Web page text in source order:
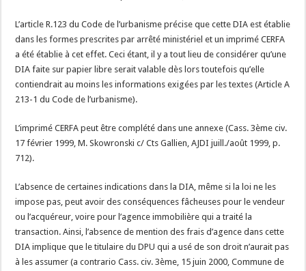
L’article R.123 du Code de l’urbanisme précise que cette DIA est établie
dans les formes prescrites par arrêté ministériel et un imprimé CERFA
a été établie à cet effet. Ceci étant, il y a tout lieu de considérer qu’une
DIA faite sur papier libre serait valable dès lors toutefois qu’elle
contiendrait au moins les informations exigées par les textes (Article A
213-1 du Code de l’urbanisme).
L’imprimé CERFA peut être complété dans une annexe (Cass. 3ème civ.
17 février 1999, M. Skowronski c/ Cts Gallien, AJDI juill./août 1999, p.
712).
L’absence de certaines indications dans la DIA, même si la loi ne les
impose pas, peut avoir des conséquences fâcheuses pour le vendeur
ou l’acquéreur, voire pour l’agence immobilière qui a traité la
transaction. Ainsi, l’absence de mention des frais d’agence dans cette
DIA implique que le titulaire du DPU qui a usé de son droit n’aurait pas
à les assumer (a contrario Cass. civ. 3ème, 15 juin 2000, Commune de